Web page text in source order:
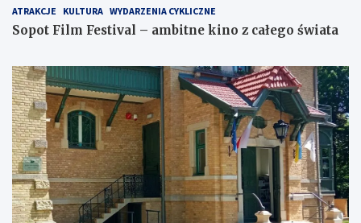
ATRAKCJE KULTURA WYDARZENIA CYKLICZNE
Sopot Film Festival – ambitne kino z całego świata